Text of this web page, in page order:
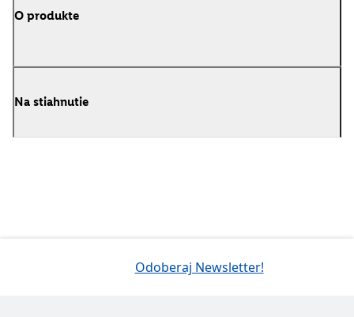
O produkte
Na stiahnutie
Odoberaj Newsletter!